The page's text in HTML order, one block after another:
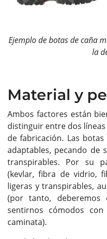
Ejemplo de botas de caña
la
Material y
Ambos factores están
distinguir entre dos
de fabricación. Las
adaptables, pecando de
transpirables. Por su
(kevlar, fibra de vidrio,
ligeras y transpirables,
(por tanto, deberemos
sentirnos cómodos
caminata).